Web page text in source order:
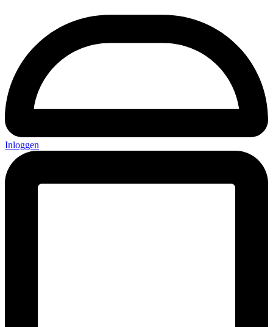
Inloggen